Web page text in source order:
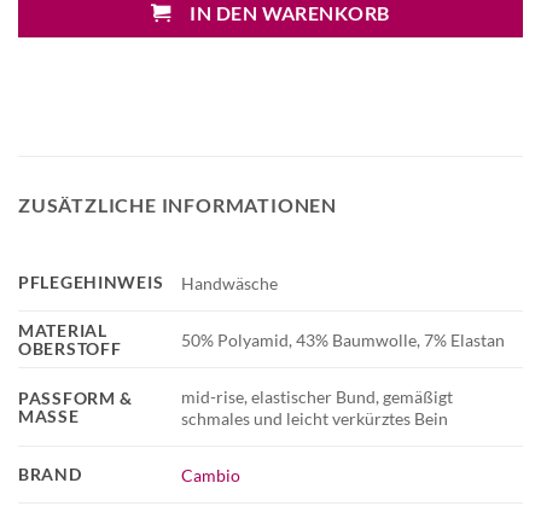
IN DEN WARENKORB
ZUSÄTZLICHE INFORMATIONEN
BRAND Cambio
PFLEGEHINWEIS Handwäsche
MATERIAL
OBERSTOFF
50% Polyamid, 43% Baumwolle, 7% Elastan
PASSFORM &
MASSE
mid-rise, elastischer Bund, gemäßigt
schmales und leicht verkürztes Bein